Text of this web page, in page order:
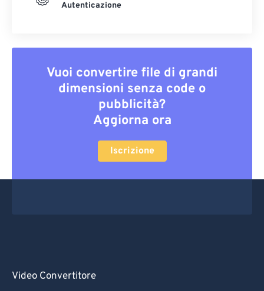
Autenticazione
Vuoi convertire file di grandi
dimensioni senza code o
pubblicità?
Aggiorna ora
Iscrizione
Video Convertitore